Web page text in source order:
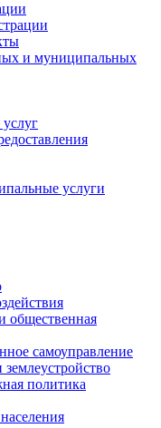
и муниципальных
услуги
общественная
самоуправление
политика